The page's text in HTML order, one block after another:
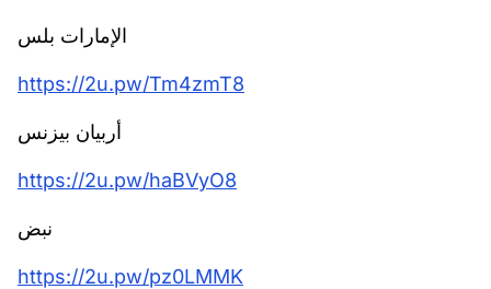
https://2u.pw/Tm4zmT8
https://2u.pw/haBVyO8
نبض
https://2u.pw/pz0LMMK